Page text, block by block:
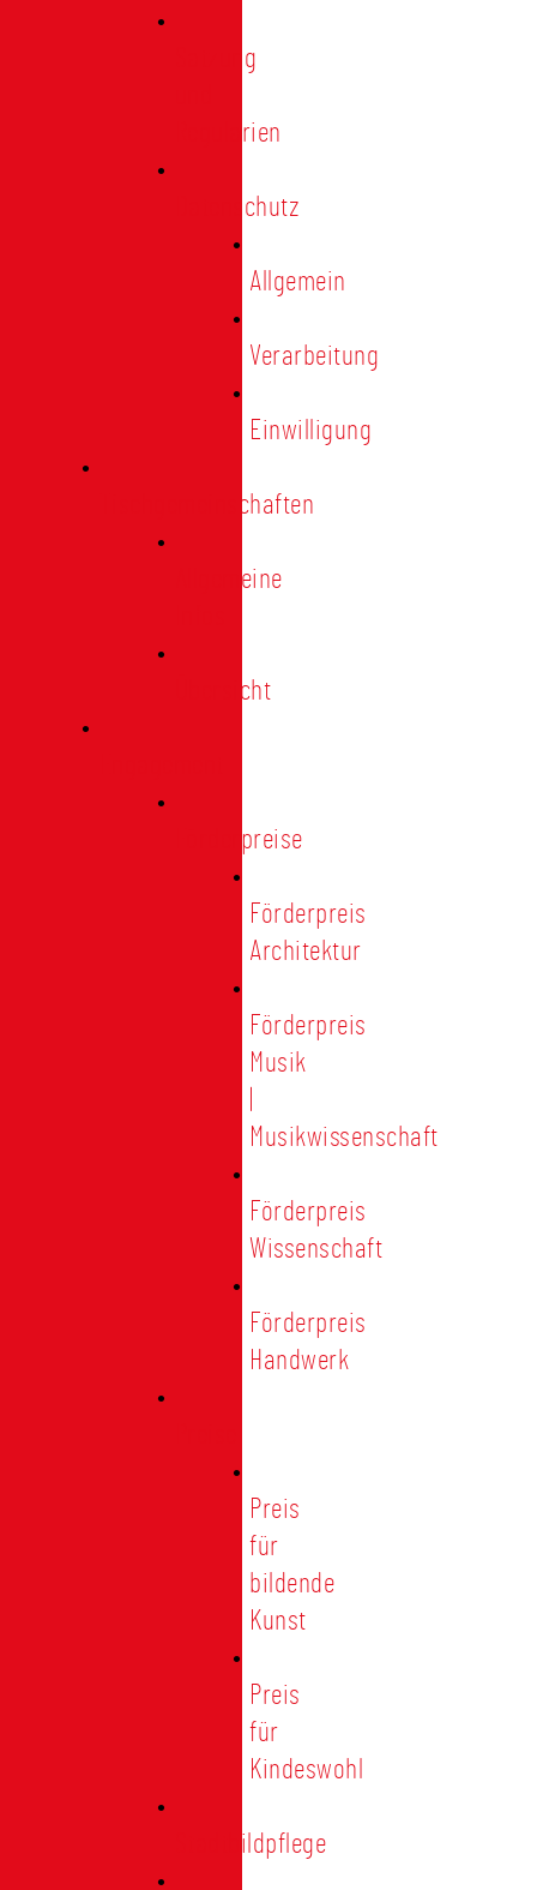
Satzung
Regularien
Datenschutz
Allgemein
Verarbeitung
Einwilligung
Tischgemeinschaften
Allgemeine
Übersicht
Förderpreise
Förderpreis
Architektur
Förderpreis
Musik
Musikwissenschaft
Förderpreis
Wissenschaft
Förderpreis
Handwerk
Preis
für
bildende
Kunst
Preis
für
Kindeswohl
Stadtbildpflege